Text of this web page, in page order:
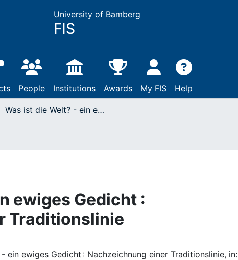
University of Bamberg
FIS
People Institutions Awards My FIS Help
Was ist die Welt? - ein ewiges Gedicht : Nachzeichnung einer Traditionslinie
ewiges Gedicht :
Traditionslinie
ein ewiges Gedicht : Nachzeichnung einer Traditionslinie, in: